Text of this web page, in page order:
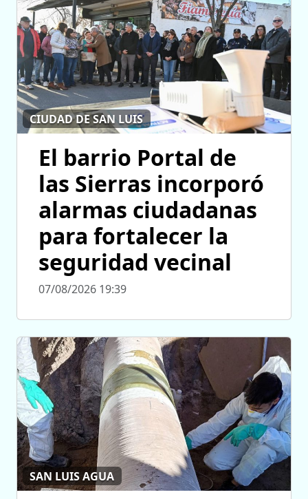
CIUDAD DE SAN LUIS
El barrio Portal de
las Sierras incorporó
alarmas ciudadanas
para fortalecer la
seguridad vecinal
07/08/2026 19:39
SAN LUIS AGUA